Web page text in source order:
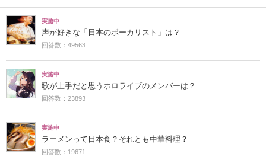
実施中
声が好きな「日本のボーカリスト」は？
回答数：49563
実施中
歌が上手だと思うホロライブのメンバーは？
回答数：23893
実施中
ラーメンって日本食？それとも中華料理？
回答数：19671